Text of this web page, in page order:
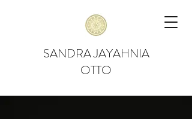
SANDRA JAYAHNIA
OTTO